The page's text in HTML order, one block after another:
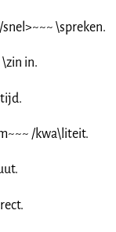
\spreken.
in.
/kwa\liteit.